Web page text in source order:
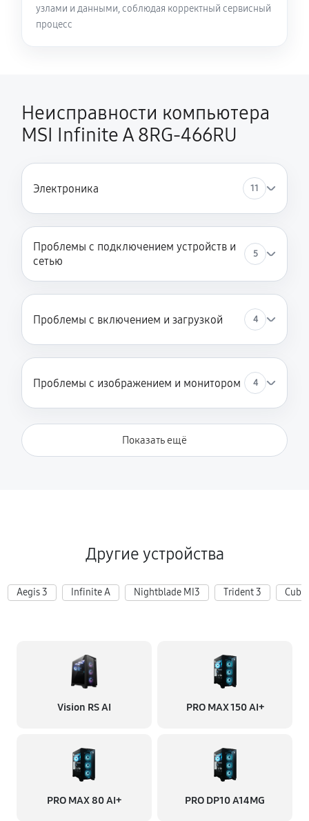
узлами и данными, соблюдая корректный сервисный
процесс
Неисправности компьютера
MSI Infinite A 8RG-466RU
Электроника 11
Проблемы с подключением устройств и
сетью
5
Проблемы с включением и загрузкой 4
Проблемы с изображением и монитором 4
Показать ещё
Другие устройства
Aegis 3 Infinite A Nightblade MI3 Trident 3 Cubi
Vision RS AI PRO MAX 150 AI+
PRO MAX 80 AI+ PRO DP10 A14MG